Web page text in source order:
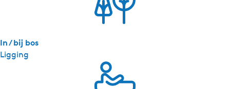
Ligging
In / bij bos